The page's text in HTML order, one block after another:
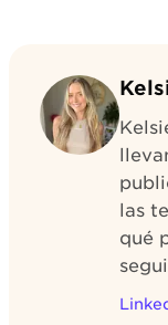
las
qué